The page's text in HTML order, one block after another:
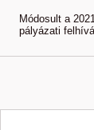
Módosult a
pályázati